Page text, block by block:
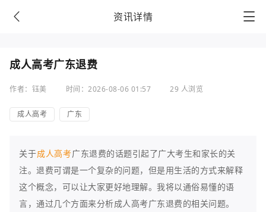
资讯详情
成人高考广东退费
作者：钰美 时间：2026-08-06 01:57 29 人浏览
成人高考 广东
关于成人高考广东退费的话题引起了广大考生和家长的关
注。退费可谓是一个复杂的问题，但是用生活的方式来解释
这个概念，可以让大家更好地理解。我将以通俗易懂的语
言，通过几个方面来分析成人高考广东退费的相关问题。